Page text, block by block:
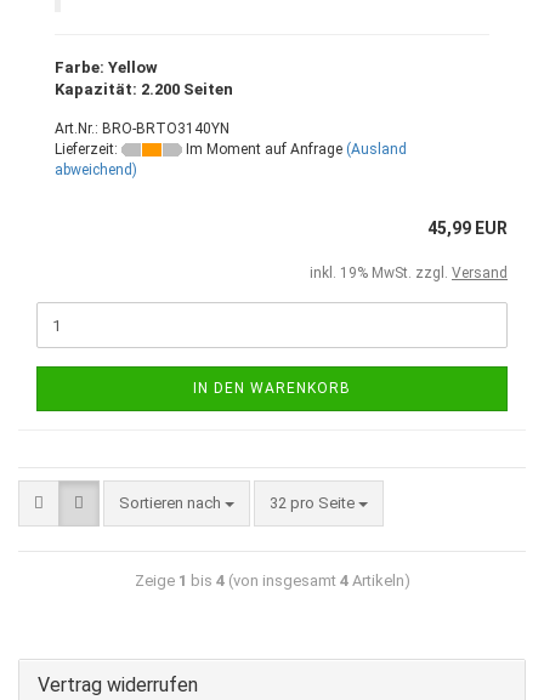
Farbe: Yellow
Kapazität: 2.200 Seiten
Art.Nr.: BRO-BRTO3140YN
Lieferzeit:
Im Moment auf Anfrage (Ausland
abweichend)
45,99 EUR
inkl. 19% MwSt. zzgl. Versand
IN DEN WARENKORB
Sortieren nach 32 pro Seite
Zeige 1 bis 4(von insgesamt 4Artikeln)
Vertrag widerrufen